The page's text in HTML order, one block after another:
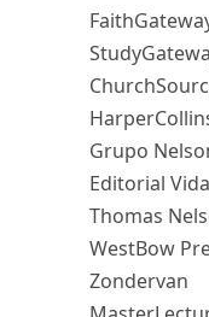
Grupo
Editorial Vida
Thomas
WestBow
Zondervan